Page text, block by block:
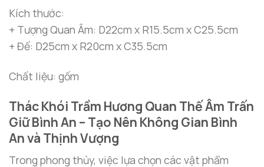
Kích thước:
+ Tượng Quan Âm: D22cm x R15.5cm x C25.5cm
+ Đế: D25cm x R20cm x C35.5cm
Chất liệu: gốm
Thác Khói Trầm Hương Quan Thế Âm Trấn
Giữ Bình An – Tạo Nên Không Gian Bình
An và Thịnh Vượng
Trong phong thủy, việc lựa chọn các vật phẩm